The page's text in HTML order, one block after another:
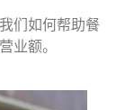
们如何帮助餐
业额。